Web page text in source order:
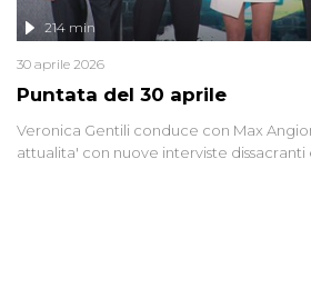
Puntata del 30 aprile
214 min
30 aprile 2026
Veronica Gentili conduce con Max
attualita' con nuove interviste